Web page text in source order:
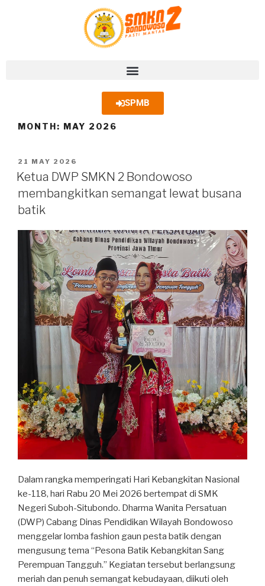
SPMB
MONTH: MAY 2026
21 MAY 2026
Ketua DWP SMKN 2 Bondowoso
membangkitkan semangat lewat busana
batik
Dalam rangka memperingati Hari Kebangkitan Nasional
ke-118, hari Rabu 20 Mei 2026 bertempat di SMK
Negeri Suboh-Situbondo. Dharma Wanita Persatuan
(DWP) Cabang Dinas Pendidikan Wilayah Bondowoso
menggelar lomba fashion gaun pesta batik dengan
mengusung tema “Pesona Batik Kebangkitan Sang
Perempuan Tangguh.” Kegiatan tersebut berlangsung
meriah dan penuh semangat kebudayaan, diikuti oleh